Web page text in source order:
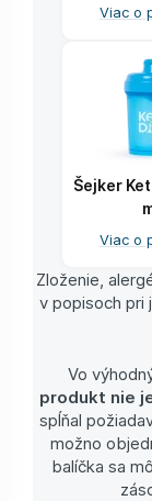
Viac o
Šejker
Viac o
Zloženie,
v popisoch pri
Vo
produkt nie
spĺňal
možno
balíčka sa